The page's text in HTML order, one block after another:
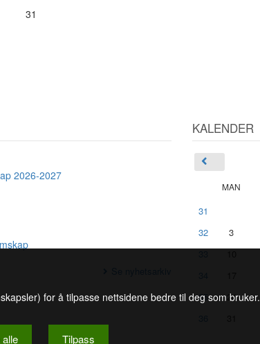
31
2026-2027
KALENDER
MAN
31
32
3
35
24
for å tilpasse nettsidene bedre til deg som bruker.
Tilpass